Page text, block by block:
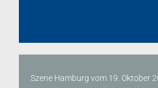
Szene Hamburg vom 19. Oktober